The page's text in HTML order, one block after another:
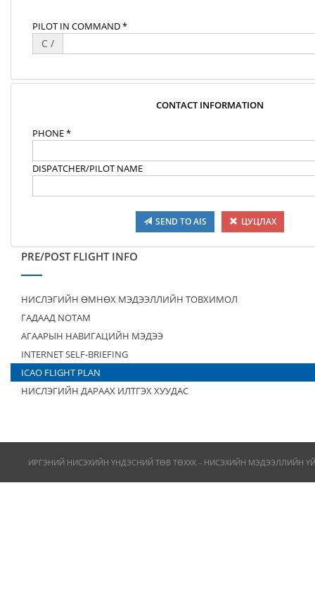
PILOT IN COMMAND *
C /
CONTACT INFORMATION
PHONE *
DISPATCHER/PILOT NAME
SEND TO AIS ЦУЦЛАХ
PRE/POST FLIGHT INFO
НИСЛЭГИЙН ӨМНӨХ МЭДЭЭЛЛИЙН ТОВХИМОЛ
ГАДААД NOTAM
АГААРЫН НАВИГАЦИЙН МЭДЭЭ
INTERNET SELF-BRIEFING
ICAO FLIGHT PLAN
НИСЛЭГИЙН ДАРААХ ИЛТГЭХ ХУУДАС
ИРГЭНИЙ НИСЭХИЙН ҮНДЭСНИЙ ТӨВ ТӨХХК - НИСЭХИЙН МЭДЭЭЛЛИЙН